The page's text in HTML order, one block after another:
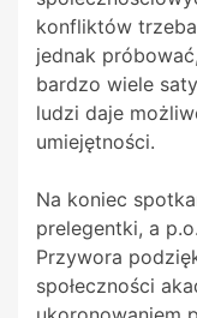
konfliktów
jednak
bardzo wiele
ludzi daje
umiejętności.
Na koniec
prelegentki, a
Przywora
społeczności